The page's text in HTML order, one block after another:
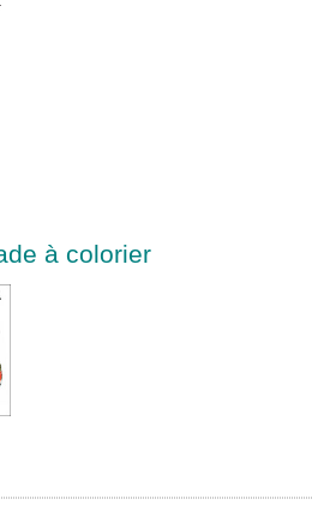
à colorier